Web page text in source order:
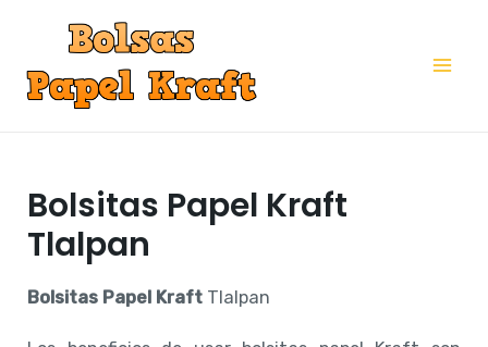
contenido
Bolsitas Papel Kraft
Tlalpan
Bolsitas Papel Kraft Tlalpan